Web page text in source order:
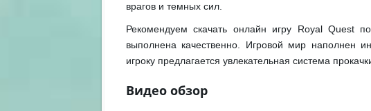
врагов и темных сил.
Рекомендуем скачать онлайн игру Royal Quest
выполнена качественно. Игровой мир наполнен
игроку предлагается увлекательная система
Видео обзор